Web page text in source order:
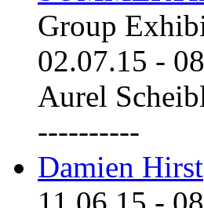
Group
02.07.15 -
Aurel
----------
Damien Hirst